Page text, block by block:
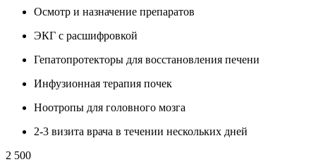
Осмотр и назначение препаратов
ЭКГ с расшифровкой
Гепатопротекторы для восстановления печени
Инфузионная терапия почек
Ноотропы для головного мозга
2-3 визита врача в течении нескольких дней
2 500